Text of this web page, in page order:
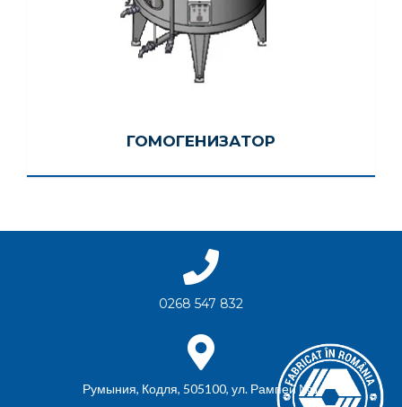
ГОМОГЕНИЗАТОР
0268 547 832
Румыния, Кодля, 505100, ул. Рампей №1